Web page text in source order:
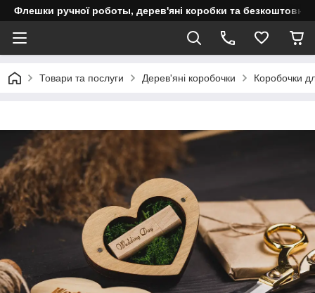
Флешки ручної роботы, дерев'яні коробки та безкоштовне
Товари та послуги Дерев'яні коробочки Коробочки